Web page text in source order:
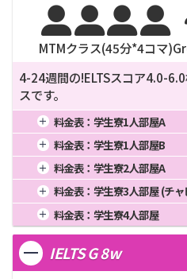

MTMクラス(45分*4コマ)
4-24週間の!ELTSスコア4.0-
スです。
料金表： 学生寮1人部屋A
1週間
2週間
245,050
3週間
320,450
4週間
8週間
12週間
料金表： 学生寮1人部屋B
1週間
2週間
236,600
3週間
309,400
4週間
8週間
12週間
料金表： 学生寮2人部屋A
1週間
2週間
216,450
3週間
283,050
4週間
8週間
12週間
料金表： 学生寮3人部屋 (チ
1週間
2週間
202,800
3週間
265,200
4週間
8週間
料金表： 学生寮4人部屋
1週間
2週間
197,600
3週間
258,400
4週間
12週間
IELTS G 8w